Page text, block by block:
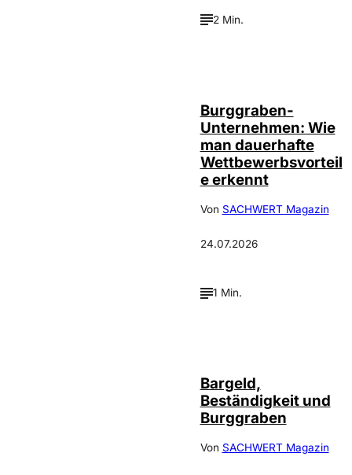
2 Min.
Burggraben-
Unternehmen: Wie
man dauerhafte
Wettbewerbsvorteil
e erkennt
Von SACHWERT Magazin
24.07.2026
1 Min.
Bargeld,
Beständigkeit und
Burggraben
Von SACHWERT Magazin